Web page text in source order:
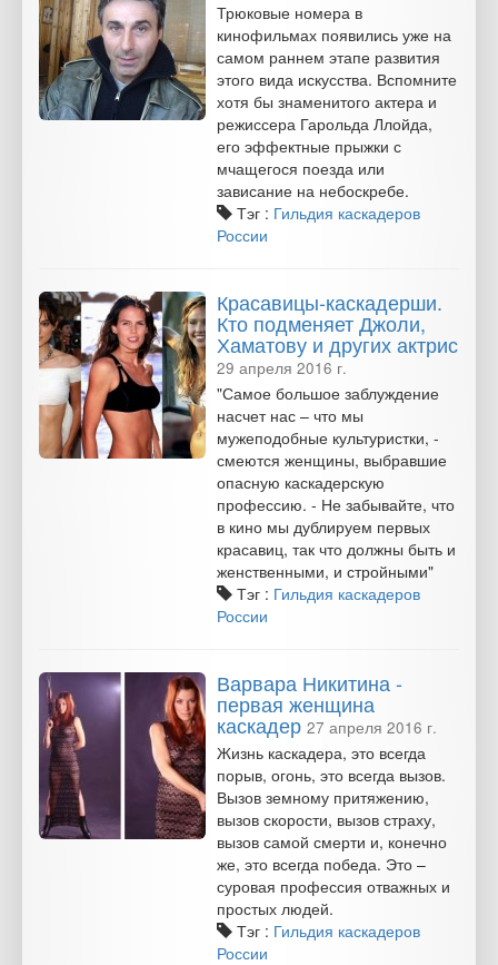
Трюковые номера в
кинофильмах появились уже на
самом раннем этапе развития
этого вида искусства. Вспомните
хотя бы знаменитого актера и
режиссера Гарольда Ллойда,
его эффектные прыжки с
мчащегося поезда или
зависание на небоскребе.
Тэг : Гильдия каскадеров
России
Красавицы-каскадерши.
Кто подменяет Джоли,
Хаматову и других актрис
29 апреля 2016 г.
"Самое большое заблуждение
насчет нас – что мы
мужеподобные культуристки, -
смеются женщины, выбравшие
опасную каскадерскую
профессию. - Не забывайте, что
в кино мы дублируем первых
красавиц, так что должны быть и
женственными, и стройными"
Тэг : Гильдия каскадеров
России
Варвара Никитина -
первая женщина
каскадер 27 апреля 2016 г.
Жизнь каскадера, это всегда
порыв, огонь, это всегда вызов.
Вызов земному притяжению,
вызов скорости, вызов страху,
вызов самой смерти и, конечно
же, это всегда победа. Это –
суровая профессия отважных и
простых людей.
Тэг : Гильдия каскадеров
России